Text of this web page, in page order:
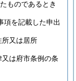
ものであるとき
項を記載した申出
所又は居所
は府市条例の条